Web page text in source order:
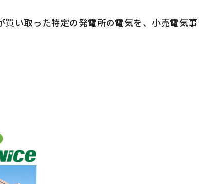
い取った特定の発電所の電気を、小売電気事